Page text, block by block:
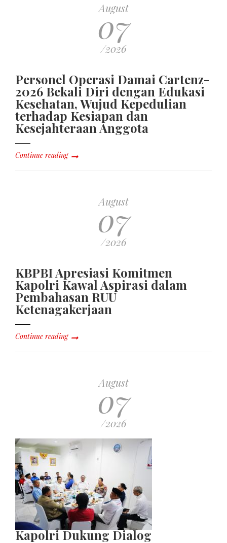
August
07
/2026
Personel Operasi Damai Cartenz-
2026 Bekali Diri dengan Edukasi
Kesehatan, Wujud Kepedulian
terhadap Kesiapan dan
Kesejahteraan Anggota
Continue reading
August
07
/2026
KBPBI Apresiasi Komitmen
Kapolri Kawal Aspirasi dalam
Pembahasan RUU
Ketenagakerjaan
Continue reading
August
07
/2026
Kapolri Dukung Dialog